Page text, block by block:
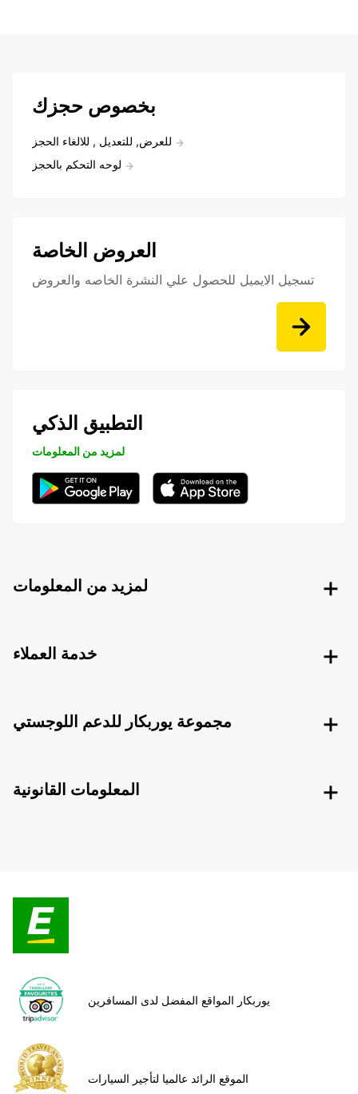
بخصوص حجزك
للعرض, للتعديل , للالغاء الحجز
لوحه التحكم بالحجز
العروض الخاصة
تسجيل الايميل للحصول علي النشرة الخاصه والعروض
التطبيق الذكي
لمزيد من المعلومات
لمزيد من المعلومات
خدمة العملاء
مجموعة يوربكار للدعم اللوجستي
المعلومات القانونية
يوربكار المواقع المفضل لدى المسافرين
الموقع الرائد عالميا لتأجير السيارات